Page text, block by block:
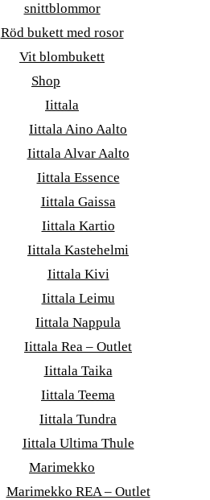
snittblommor
Röd bukett med rosor
Vit blombukett
Shop
Iittala
Iittala Aino Aalto
Iittala Alvar Aalto
Iittala Essence
Iittala Gaissa
Iittala Kartio
Iittala Kastehelmi
Iittala Kivi
Iittala Leimu
Iittala Nappula
Iittala Rea – Outlet
Iittala Taika
Iittala Teema
Iittala Tundra
Iittala Ultima Thule
Marimekko
Marimekko REA – Outlet